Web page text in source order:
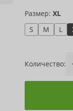
Размер:XL
S
M L
Количество: